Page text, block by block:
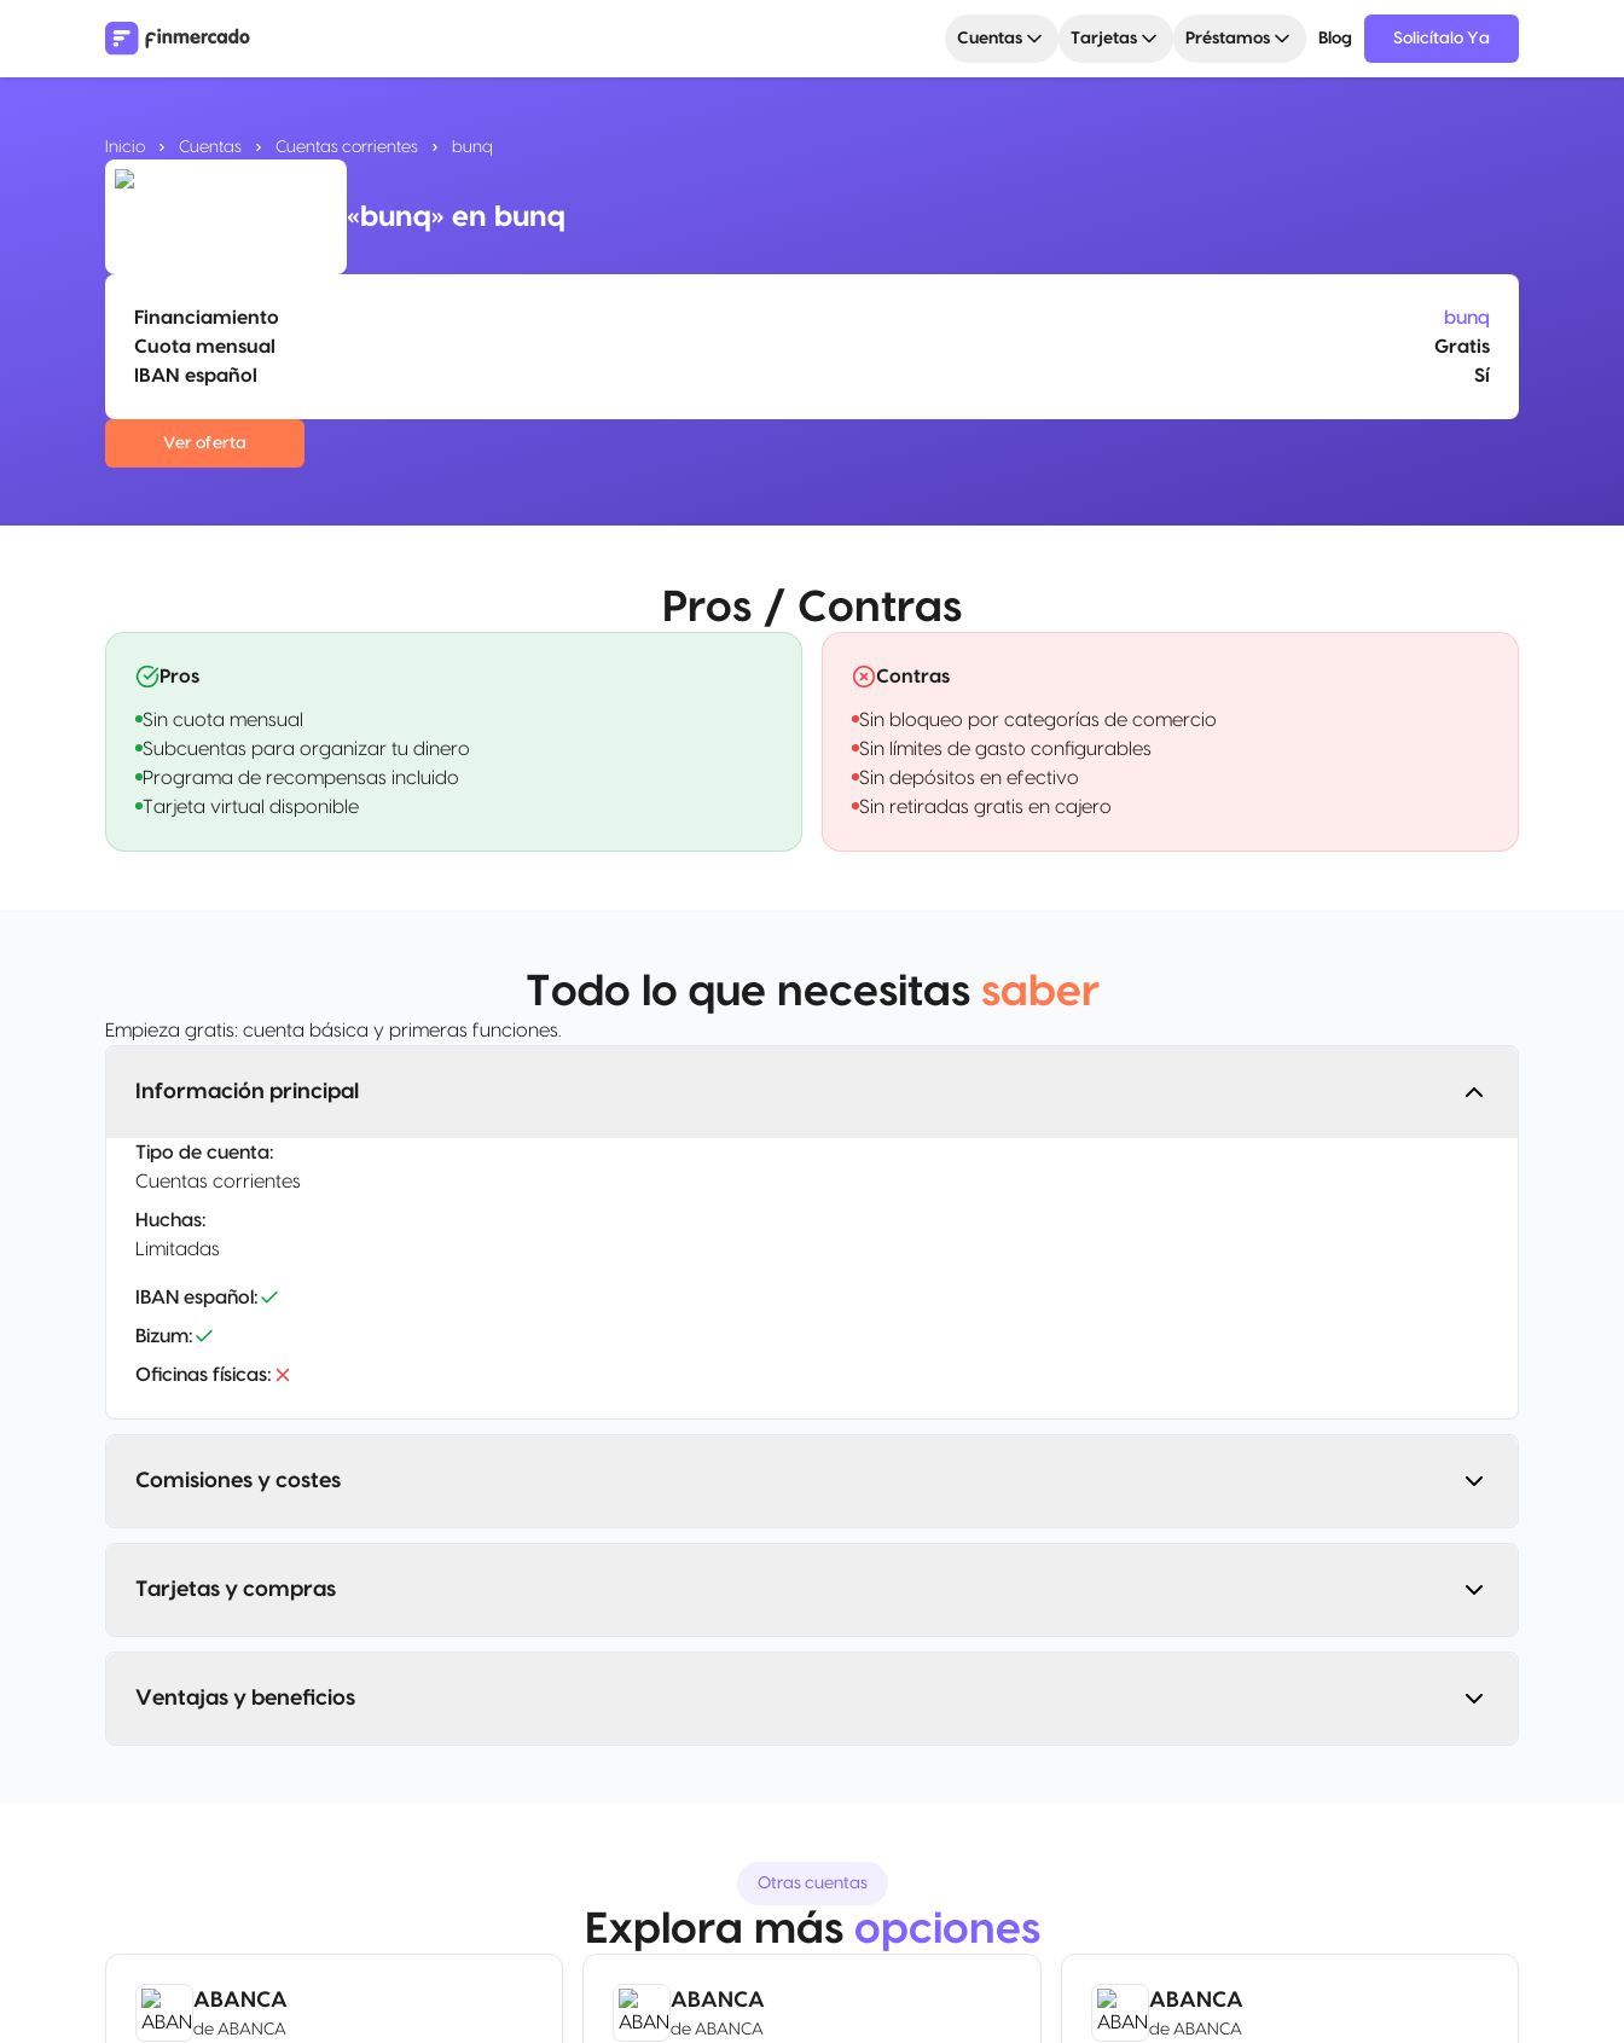
Cuentas Tarjetas Préstamos Blog Solicítalo Ya
Inicio Cuentas Cuentas corrientes bunq
«bunq» en bunq
Financiamiento
bunq
Cuota mensual
Gratis
IBAN español
Sí
Ver oferta
Pros / Contras
Pros
Sin cuota mensual
Subcuentas para organizar tu dinero
Programa de recompensas incluido
Tarjeta virtual disponible
Contras
Sin bloqueo por categorías de comercio
Sin límites de gasto configurables
Sin depósitos en efectivo
Sin retiradas gratis en cajero
Todo lo que necesitas saber
Empieza gratis: cuenta básica y primeras funciones.
Información principal
Tipo de cuenta:
Cuentas corrientes
Huchas:
Limitadas
IBAN español :
Bizum:
Oficinas físicas:
Comisiones y costes
Tarjetas y compras
Ventajas y beneficios
Otras cuentas
Explora más opciones
ABANCA
de ABANCA
ABANCA
de ABANCA
ABANCA
de ABANCA